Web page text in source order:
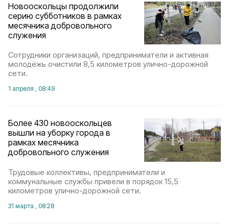
Новооскольцы продолжили
серию субботников в рамках
месячника добровольного
служения
Сотрудники организаций, предприниматели и активная
молодёжь очистили 8,5 километров улично-дорожной
сети.
1 апреля , 08:49
Более 430 новооскольцев
вышли на уборку города в
рамках месячника
добровольного служения
Трудовые коллективы, предприниматели и
коммунальные службы привели в порядок 15,5
километров улично-дорожной сети.
31 марта , 08:28